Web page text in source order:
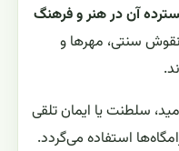
آن در هنر و فرهنگ
سنتی، مهرها و
سلطنت یا ایمان تلقی
استفاده می‌گردد.